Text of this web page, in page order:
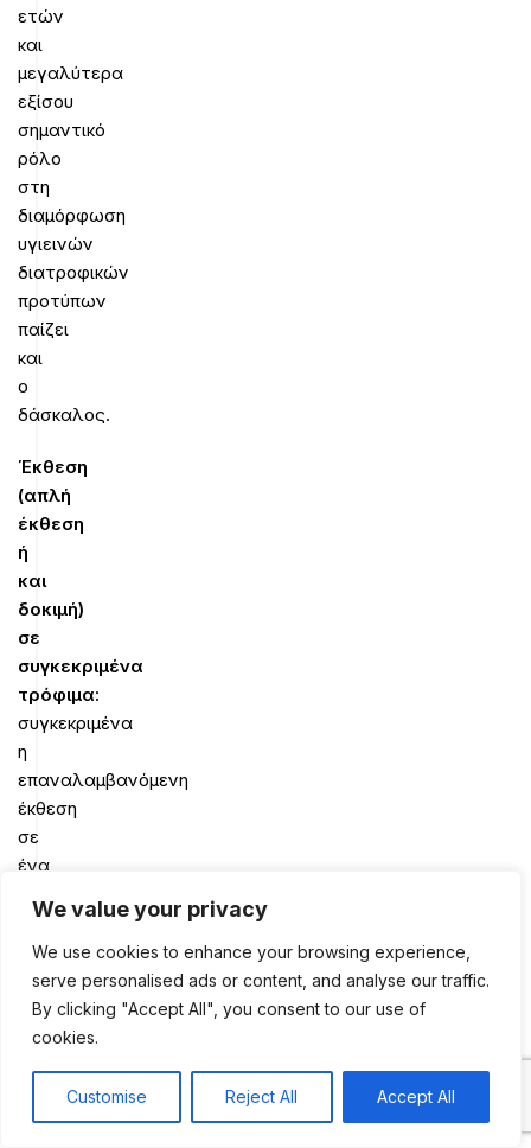
We value your privacy
We use cookies to enhance your browsing experience,
serve personalised ads or content, and analyse our traffic.
By clicking "Accept All", you consent to our use of
cookies.
Customise Reject All Accept All
ετών
και
μεγαλύτερα
εξίσου
σημαντικό
ρόλο
στη
διαμόρφωση
υγιεινών
διατροφικών
προτύπων
παίζει
και
ο
δάσκαλος.
Έκθεση
(απλή
έκθεση
ή
και
δοκιμή)
σε
συγκεκριμένα
τρόφιμα:
συγκεκριμένα
η
επαναλαμβανόμενη
έκθεση
σε
ένα
αρεστό
τρόφιμο
από
το
παιδί,
κάνει
0